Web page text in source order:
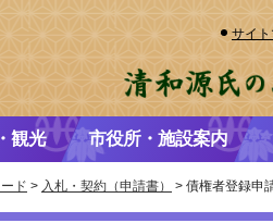
サイ
観光 市役所・施設案内
ド > 入札・契約（申請書） > 債権者登録申